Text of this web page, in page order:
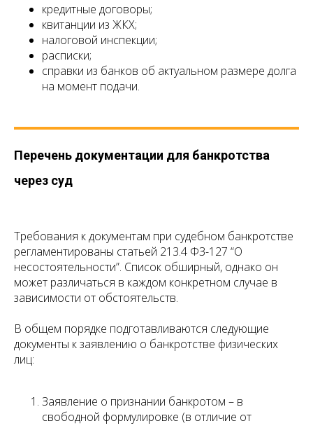
кредитные договоры;
квитанции из ЖКХ;
налоговой инспекции;
расписки;
справки из банков об актуальном размере долга
на момент подачи.
Перечень документации для банкротства
через суд
Требования к документам при судебном банкротстве
регламентированы статьей 213.4 ФЗ-127 “О
несостоятельности”. Список обширный, однако он
может различаться в каждом конкретном случае в
зависимости от обстоятельств.
В общем порядке подготавливаются следующие
документы к заявлению о банкротстве физических
лиц:
Заявление о признании банкротом – в
свободной формулировке (в отличие от